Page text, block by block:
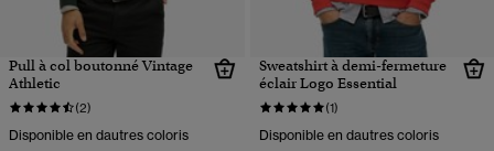
Pull à col boutonné Vintage
Athletic
(2)
Disponible en dautres coloris
Sweatshirt à demi-fermeture
éclair Logo Essential
(1)
Disponible en dautres coloris